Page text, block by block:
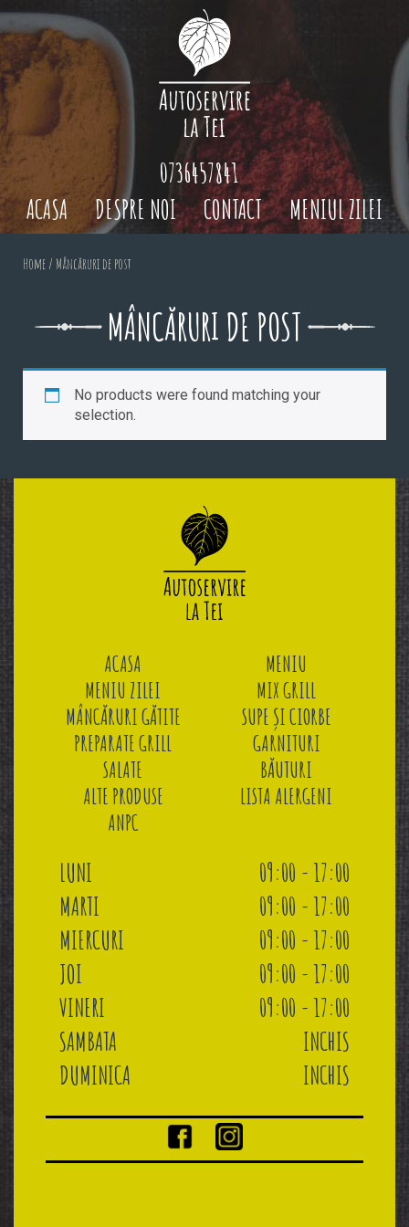
ACASA DESPRE NOI CONTACT MENIUL ZILEI
0736457841
Home / Mâncăruri de post
MÂNCĂRURI DE POST
No products were found matching your
selection.
ACASA
MENIU
MENIU ZILEI
MIX GRILL
MÂNCĂRURI GĂTITE
SUPE ȘI CIORBE
PREPARATE GRILL
GARNITURI
SALATE
BĂUTURI
ALTE PRODUSE
LISTA ALERGENI
ANPC
LUNI
09:00 - 17:00
MARTI
09:00 - 17:00
MIERCURI
09:00 - 17:00
JOI
09:00 - 17:00
VINERI
09:00 - 17:00
SAMBATA
INCHIS
DUMINICA
INCHIS